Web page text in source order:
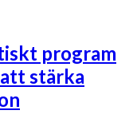
program
stärka